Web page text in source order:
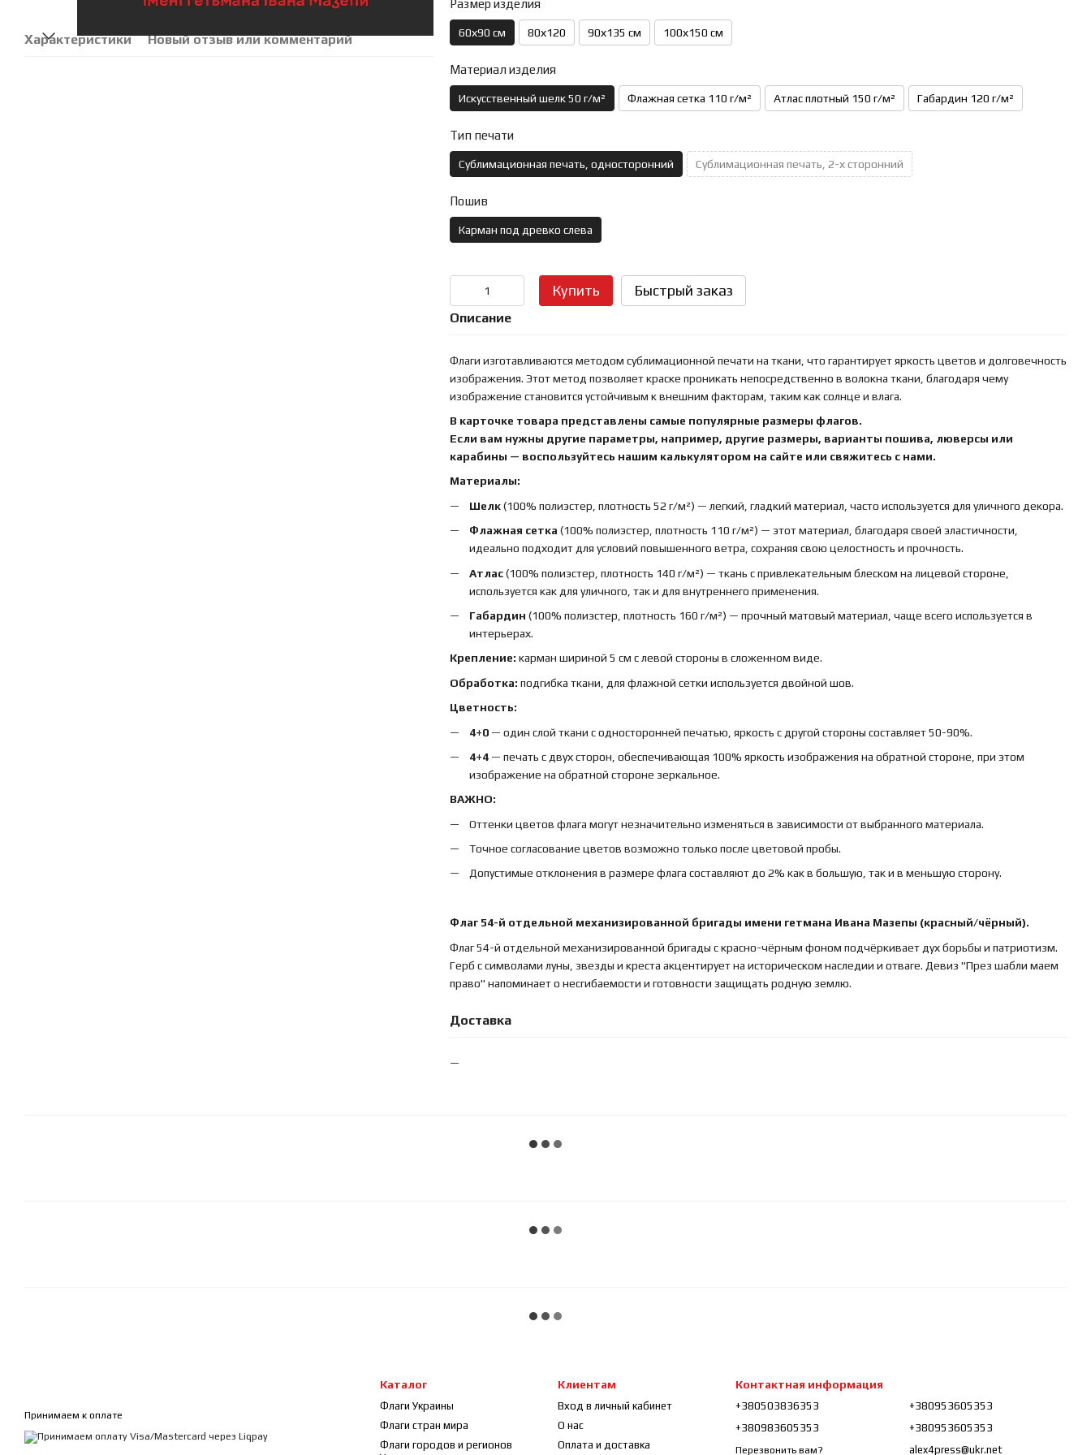
Характеристики Новый отзыв или комментарий
Размер изделия
60х90 см 80х120 90х135 см 100х150 см
Материал изделия
Искусственный шелк 50 г/м² Флажная сетка 110 г/м² Атлас плотный 150 г/м² Габардин 120 г/м²
Тип печати
Сублимационная печать, односторонний Сублимационная печать, 2-х сторонний
Пошив
Карман под древко слева
Купить Быстрый заказ
Описание
Флаги изготавливаются методом сублимационной печати на ткани, что гарантирует яркость цветов и долговечность
изображения. Этот метод позволяет краске проникать непосредственно в волокна ткани, благодаря чему
изображение становится устойчивым к внешним факторам, таким как солнце и влага.
В карточке товара представлены самые популярные размеры флагов.
Если вам нужны другие параметры, например, другие размеры, варианты пошива, люверсы или
карабины — воспользуйтесь нашим калькулятором на сайте или свяжитесь с нами.
Материалы:
Шелк(100% полиэстер, плотность 52 г/м²) — легкий, гладкий материал, часто используется для уличного декора.
Флажная сетка (100% полиэстер, плотность 110 г/м²) — этот материал, благодаря своей эластичности,
идеально подходит для условий повышенного ветра, сохраняя свою целостность и прочность.
Атлас(100% полиэстер, плотность 140 г/м²) — ткань с привлекательным блеском на лицевой стороне,
используется как для уличного, так и для внутреннего применения.
Габардин (100% полиэстер, плотность 160 г/м²) — прочный матовый материал, чаще всего используется в
интерьерах.
Крепление: карман шириной 5 см с левой стороны в сложенном виде.
Обработка: подгибка ткани, для флажной сетки используется двойной шов.
Цветность:
4+0— один слой ткани с односторонней печатью, яркость с другой стороны составляет 50-90%.
4+4— печать с двух сторон, обеспечивающая 100% яркость изображения на обратной стороне, при этом
изображение на обратной стороне зеркальное.
ВАЖНО:
Оттенки цветов флага могут незначительно изменяться в зависимости от выбранного материала.
Точное согласование цветов возможно только после цветовой пробы.
Допустимые отклонения в размере флага составляют до 2% как в большую, так и в меньшую сторону.
Флаг 54-й отдельной механизированной бригады имени гетмана Ивана Мазепы (красный/чёрный).
Флаг 54-й отдельной механизированной бригады с красно-чёрным фоном подчёркивает дух борьбы и патриотизм.
Герб с символами луны, звезды и креста акцентирует на историческом наследии и отваге. Девиз "През шабли маем
право" напоминает о несгибаемости и готовности защищать родную землю.
Доставка
Принимаем к оплате
Каталог
Флаги Украины
Флаги стран мира
Флаги городов и регионов
Клиентам
Вход в личный кабинет
О нас
Оплата и доставка
Контактная информация
+380503836353
+380983605353
Перезвонить вам?
+380953605353
+380953605353
alex4press@ukr.net